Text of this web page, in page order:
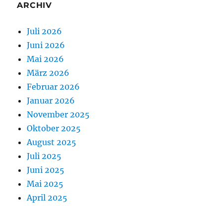
ARCHIV
Juli 2026
Juni 2026
Mai 2026
März 2026
Februar 2026
Januar 2026
November 2025
Oktober 2025
August 2025
Juli 2025
Juni 2025
Mai 2025
April 2025